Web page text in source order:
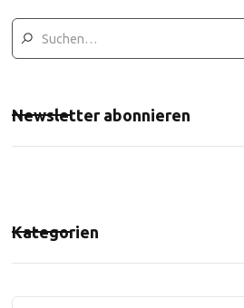
Newsletter abonnieren
Kategorien